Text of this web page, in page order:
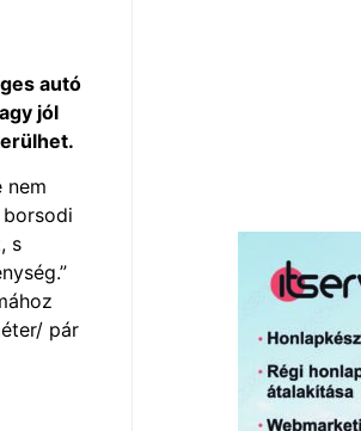
autó
jól
nem
s
pár